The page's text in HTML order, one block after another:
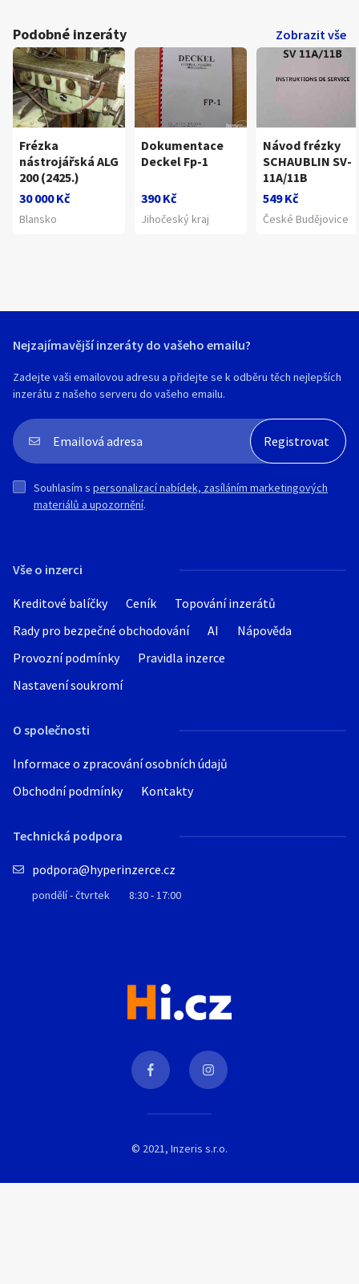
Podobné inzeráty Zobrazit vše
Frézka
nástrojářská ALG
200 (2425.)
30 000 Kč
Blansko
Dokumentace
Deckel Fp-1
390 Kč
Jihočeský kraj
Návod frézky
SCHAUBLIN SV-
11A/11B
549 Kč
České Budějovice
Vše o inzerci
Kreditové balíčky Ceník
Topování inzerátů
Rady pro bezpečné obchodování
AI
Nápověda
Provozní podmínky
Pravidla inzerce
Nastavení soukromí
O společnosti
Informace o zpracování osobních údajů
Obchodní podmínky
Kontakty
Technická podpora
podpora@hyperinzerce.cz
pondělí - čtvrtek 8:30 - 17:00
Nejzajímavější inzeráty do vašeho emailu?
Zadejte vaši emailovou adresu a přidejte se k odběru těch nejlepších
inzerátu z našeho serveru do vašeho emailu.
Souhlasím s personalizací nabídek, zasíláním marketingových
materiálů a upozornění.
© 2021, Inzeris s.r.o.